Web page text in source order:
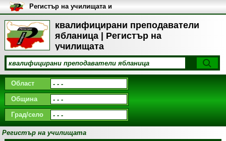
квалифицирани преподаватели
ябланица | Регистър на
училищата
Регистър на училищата и
университетите в България
Област
Община
Град/село
Регистър на училищата